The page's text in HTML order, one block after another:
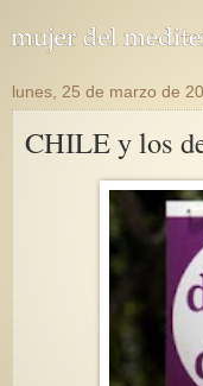
lunes, 25 de marzo de
CHILE y los